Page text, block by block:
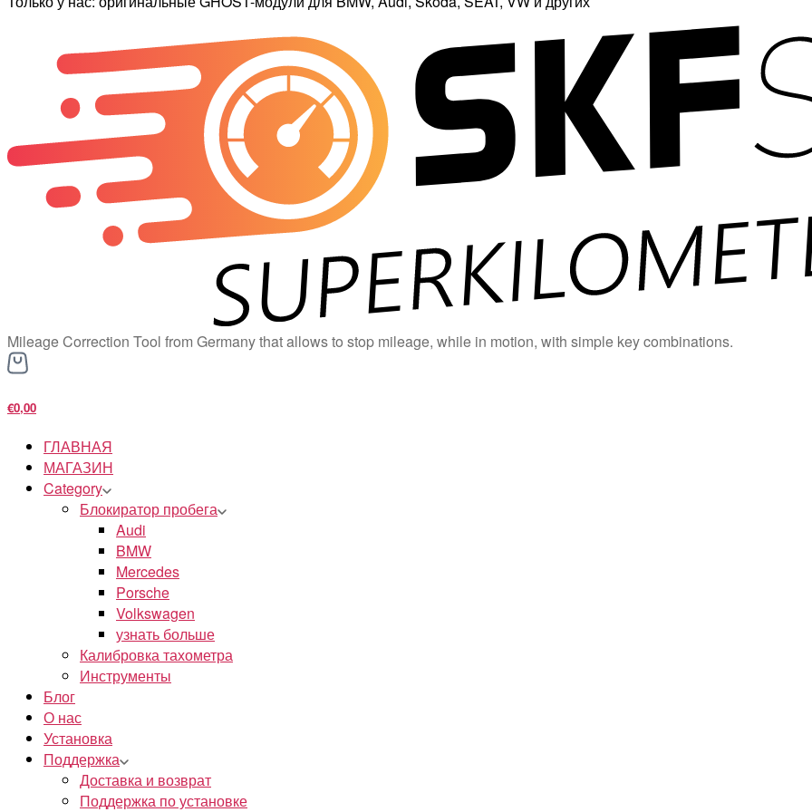
Mileage Correction Tool from Germany that allows to stop mileage, while in motion, with simple key combinations.
€0,00
ГЛАВНАЯ
МАГАЗИН
Category
Блокиратор пробега
Audi
BMW
Mercedes
Porsche
Volkswagen
узнать больше
Калибровка тахометра
Инструменты
Блог
О нас
Установка
Поддержка
Доставка и возврат
Поддержка по установке